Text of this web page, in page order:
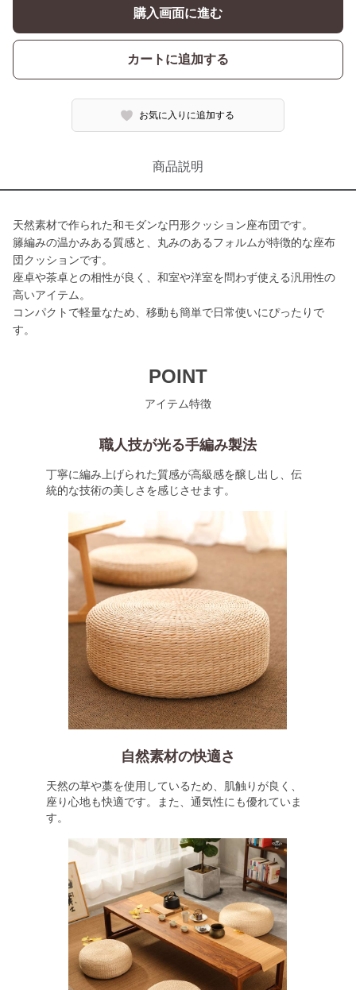
購入画面に進む
カートに追加する
お気に入りに追加する
商品説明
天然素材で作られた和モダンな円形クッション座布団です。
籐編みの温かみある質感と、丸みのあるフォルムが特徴的な座布
団クッションです。
座卓や茶卓との相性が良く、和室や洋室を問わず使える汎用性の
高いアイテム。
コンパクトで軽量なため、移動も簡単で日常使いにぴったりで
す。
POINT
アイテム特徴
職人技が光る手編み製法
丁寧に編み上げられた質感が高級感を醸し出し、伝
統的な技術の美しさを感じさせます。
自然素材の快適さ
天然の草や藁を使用しているため、肌触りが良く、
座り心地も快適です。また、通気性にも優れていま
す。